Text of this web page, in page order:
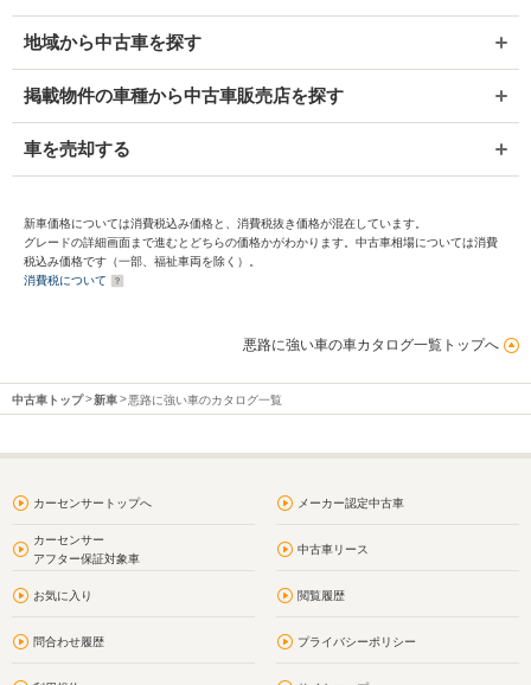
地域から中古車を探す
掲載物件の車種から中古車販売店を探す
車を売却する
新車価格については消費税込み価格と、消費税抜き価格が混在しています。
グレードの詳細画面まで進むとどちらの価格かがわかります。中古車相場については消費
税込み価格です（一部、福祉車両を除く）。
消費税について
悪路に強い車の車カタログ一覧トップへ
中古車トップ 新車 悪路に強い車のカタログ一覧
カーセンサートップへ メーカー認定中古車
カーセンサー
アフター保証対象車
中古車リース
お気に入り 閲覧履歴
問合わせ履歴 プライバシーポリシー